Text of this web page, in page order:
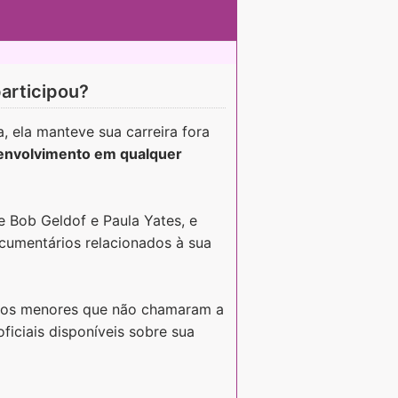
ela manteve sua carreira fora
em qualquer
Geldof e Paula Yates, e
relacionados à sua
menores que não chamaram a
disponíveis sobre sua